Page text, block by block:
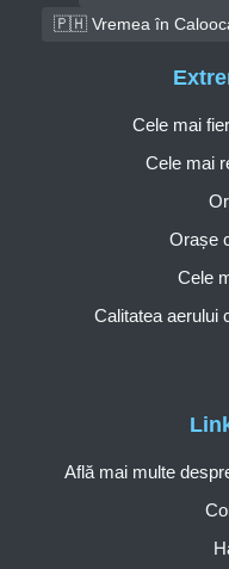
🇵🇭 Vremea în
Află mai multe
Cele mai
Cele mai
Orașe
Cele
Calitatea aerului